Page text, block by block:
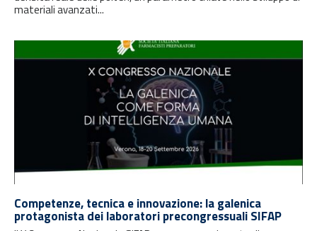
materiali avanzati...
Competenze, tecnica e innovazione: la galenica
protagonista dei laboratori precongressuali SIFAP